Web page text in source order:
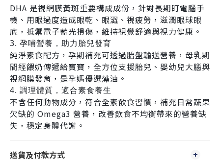
DHA 是視網膜黃斑重要構成成份，針對長期盯電腦手
機、用眼過度造成眼乾、眼澀、視疲勞，滋潤眼球眼
底，抵禦電子藍光損傷，維持視覺舒適與視力健康。
3. 孕哺營養，助力胎兒發育
純淨素食配方，孕期補充可透過胎盤輸送營養，母乳期
間經餵奶傳遞給寶寶，全方位支援胎兒、嬰幼兒大腦與
視網膜發育，是孕媽優選藻油。
4. 調理體質，適合素食養生
不含任何動物成分，符合全素飲食習慣，補充日常蔬果
欠缺的 Omega3 營養，改善飲食不均衡帶來的營養缺
失，穩定身體代謝。
送貨及付款方式